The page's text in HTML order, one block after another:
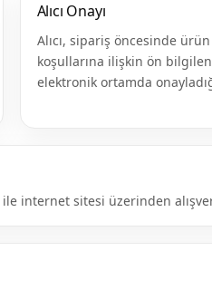
Alıcı Onayı
Alıcı, sipariş öncesinde ürün
koşullarına ilişkin ön
elektronik ortamda
ile internet sitesi üzerinden